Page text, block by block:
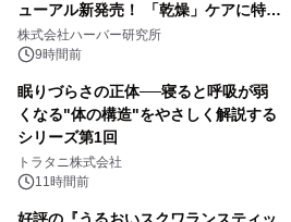
ューアル新発売！ 「乾燥」ケアに特化
し、ライン使いで潤いに満ちた肌へ
株式会社ハーバー研究所
9時間前
眠りづらさの正体──寝ると呼吸が弱
くなる"体の構造"をやさしく解説する
シリーズ第1回
トラタニ株式会社
11時間前